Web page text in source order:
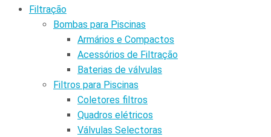
Filtração
Bombas para Piscinas
Armários e Compactos
Acessórios de Filtração
Baterias de válvulas
Filtros para Piscinas
Coletores filtros
Quadros elétricos
Válvulas Selectoras